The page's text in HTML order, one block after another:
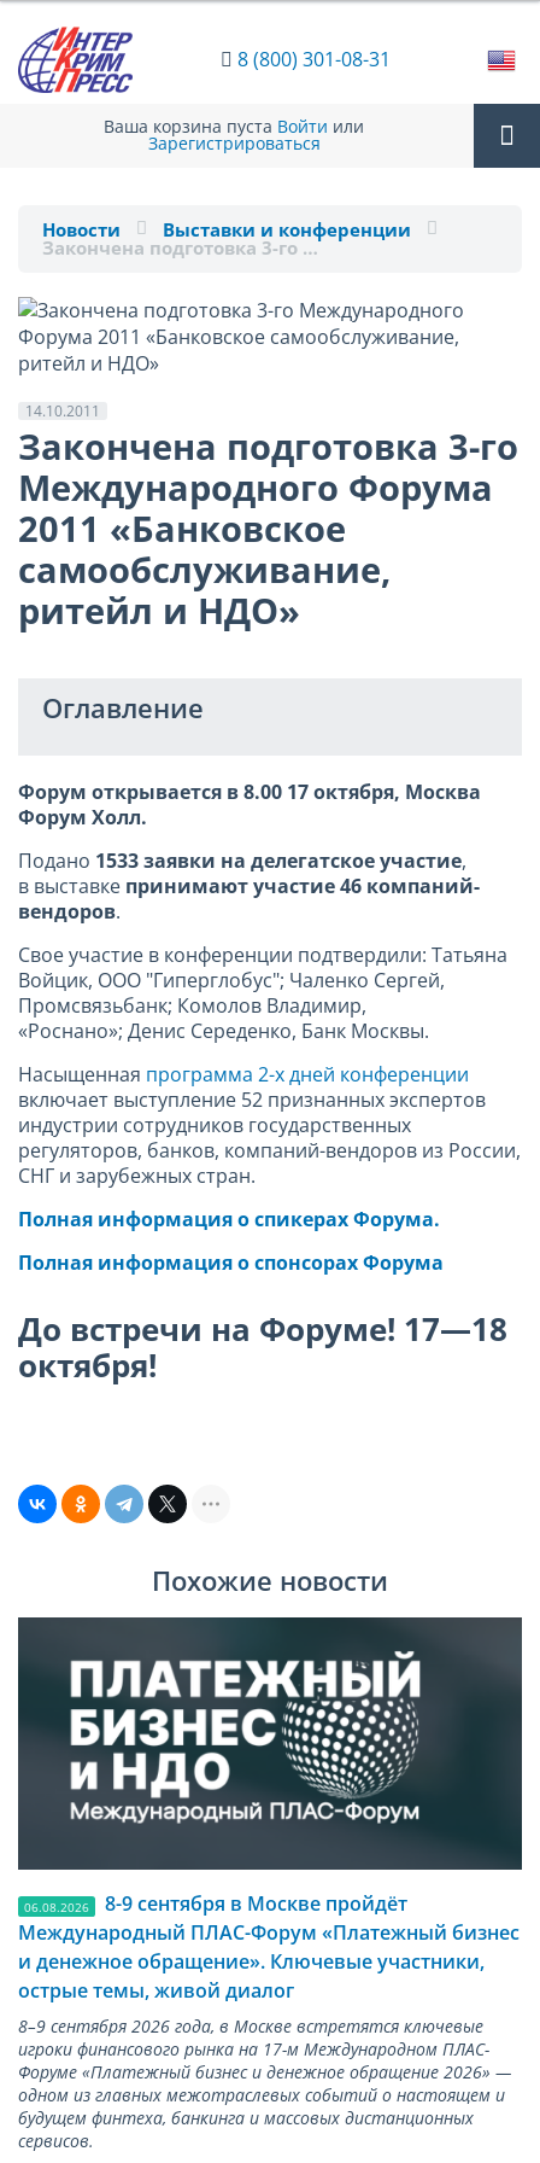
8 (800) 301-08-31
Ваша корзина пуста Войти или
Зарегистрироваться
Новости Выставки и конференции
Закончена подготовка 3-го …
14.10.2011
Закончена подготовка 3-го
Международного Форума
2011 «Банковское
самообслуживание,
ритейл и НДО»
Оглавление
Форум открывается в 8.00 17 октября, Москва
Форум Холл.
Подано 1533 заявки на делегатское участие,
в выставке принимают участие 46 компаний-
вендоров.
Свое участие в конференции подтвердили: Татьяна
Войцик, ООО "Гиперглобус"; Чаленко Сергей,
Промсвязьбанк; Комолов Владимир,
«Роснано»; Денис Середенко, Банк Москвы.
Насыщенная программа 2-х дней конференции
включает выступление 52 признанных экспертов
индустрии сотрудников государственных
регуляторов, банков, компаний-вендоров из России,
СНГ и зарубежных стран.
Полная информация о спикерах Форума.
Полная информация о спонсорах Форума
До встречи на Форуме! 17—18
октября!
Похожие новости
06.08.2026
8-9 сентября в Москве пройдёт
Международный ПЛАС-Форум «Платежный бизнес
и денежное обращение». Ключевые участники,
острые темы, живой диалог
8–9 сентября 2026 года, в Москве встретятся ключевые
игроки финансового рынка на 17-м Международном ПЛАС-
Форуме «Платежный бизнес и денежное обращение 2026» —
одном из главных межотраслевых событий о настоящем и
будущем финтеха, банкинга и массовых дистанционных
сервисов.